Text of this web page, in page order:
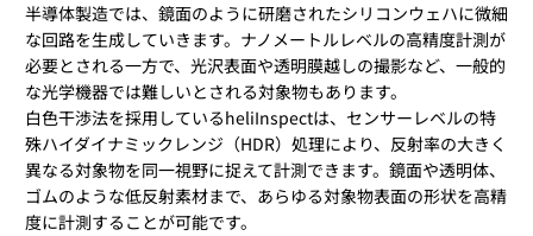
半導体製造では、鏡面のように研磨されたシリコンウェハに微細
な回路を生成していきます。ナノメートルレベルの高精度計測が
必要とされる一方で、光沢表面や透明膜越しの撮影など、一般的
な光学機器では難しいとされる対象物もあります。
白色干渉法を採用しているheliInspectは、センサーレベルの特
殊ハイダイナミックレンジ（HDR）処理により、反射率の大きく
異なる対象物を同一視野に捉えて計測できます。鏡面や透明体、
ゴムのような低反射素材まで、あらゆる対象物表面の形状を高精
度に計測することが可能です。